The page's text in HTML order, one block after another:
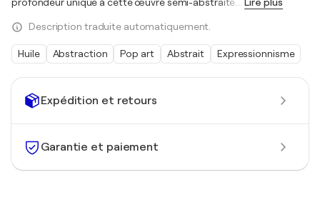
Expédition et retours
Garantie et paiement
Description traduite automatiquement.
Huile Abstraction Pop art Abstrait Expressionnisme